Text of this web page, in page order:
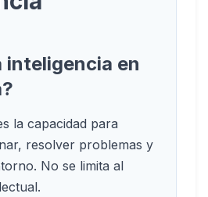
inteligencia en
la capacidad para
resolver problemas y
No se limita al